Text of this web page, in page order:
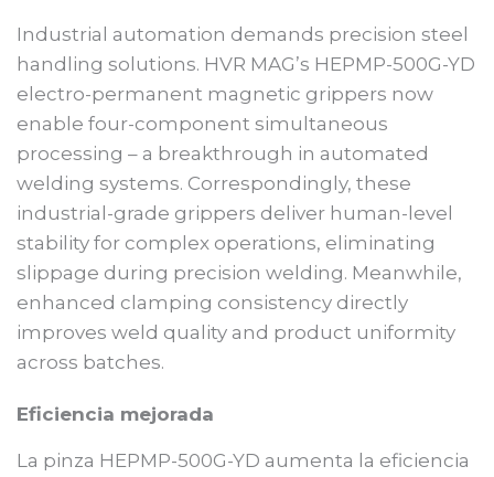
Industrial automation demands precision steel
handling solutions. HVR MAG’s HEPMP-500G-YD
electro-permanent magnetic grippers now
enable four-component simultaneous
processing – a breakthrough in automated
welding systems. Correspondingly, these
industrial-grade grippers deliver human-level
stability for complex operations, eliminating
slippage during precision welding. Meanwhile,
enhanced clamping consistency directly
improves weld quality and product uniformity
across batches.
Eficiencia mejorada
La pinza HEPMP-500G-YD aumenta la eficiencia